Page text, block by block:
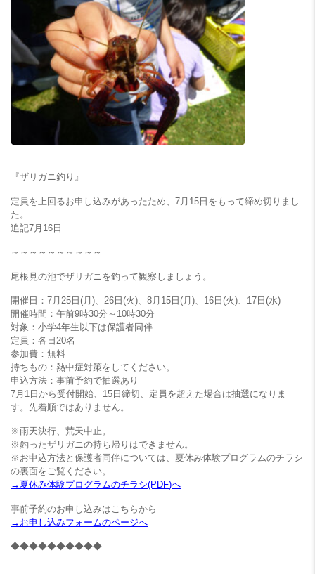
『ザリガニ釣り』
定員を上回るお申し込みがあったため、7月15日をもって締め切りまし
た。
追記7月16日
～～～～～～～～～～
尾根見の池でザリガニを釣って観察しましょう。
開催日：7月25日(月)、26日(火)、8月15日(月)、16日(火)、17日(水)
開催時間：午前9時30分～10時30分
対象：小学4年生以下は保護者同伴
定員：各日20名
参加費：無料
持ちもの：熱中症対策をしてください。
申込方法：事前予約で抽選あり
7月1日から受付開始、15日締切、定員を超えた場合は抽選になりま
す。先着順ではありません。
※雨天決行、荒天中止。
※釣ったザリガニの持ち帰りはできません。
※お申込方法と保護者同伴については、夏休み体験プログラムのチラシ
の裏面をご覧ください。
→夏休み体験プログラムのチラシ(PDF)へ
事前予約のお申し込みはこちらから
→お申し込みフォームのページへ
◆◆◆◆◆◆◆◆◆◆